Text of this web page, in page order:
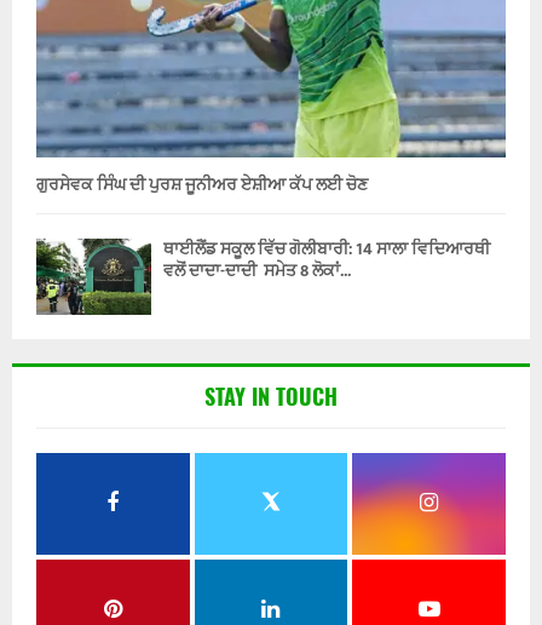
ਗੁਰਸੇਵਕ ਸਿੰਘ ਦੀ ਪੁਰਸ਼ ਜੂਨੀਅਰ ਏਸ਼ੀਆ ਕੱਪ ਲਈ ਚੋਣ
ਥਾਈਲੈਂਡ ਸਕੂਲ ਵਿੱਚ ਗੋਲੀਬਾਰੀ: 14 ਸਾਲਾ ਵਿਦਿਆਰਥੀ
ਵਲੋਂ ਦਾਦਾ-ਦਾਦੀ ਸਮੇਤ 8 ਲੋਕਾਂ...
STAY IN TOUCH